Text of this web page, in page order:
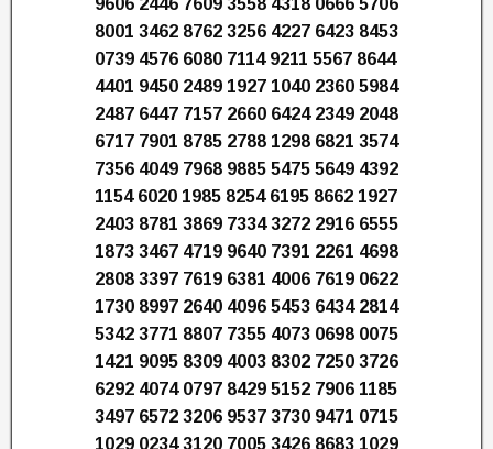
9606 2446 7609 3558 4318 0666 5706
8001 3462 8762 3256 4227 6423 8453
0739 4576 6080 7114 9211 5567 8644
4401 9450 2489 1927 1040 2360 5984
2487 6447 7157 2660 6424 2349 2048
6717 7901 8785 2788 1298 6821 3574
7356 4049 7968 9885 5475 5649 4392
1154 6020 1985 8254 6195 8662 1927
2403 8781 3869 7334 3272 2916 6555
1873 3467 4719 9640 7391 2261 4698
2808 3397 7619 6381 4006 7619 0622
1730 8997 2640 4096 5453 6434 2814
5342 3771 8807 7355 4073 0698 0075
1421 9095 8309 4003 8302 7250 3726
6292 4074 0797 8429 5152 7906 1185
3497 6572 3206 9537 3730 9471 0715
1029 0234 3120 7005 3426 8683 1029